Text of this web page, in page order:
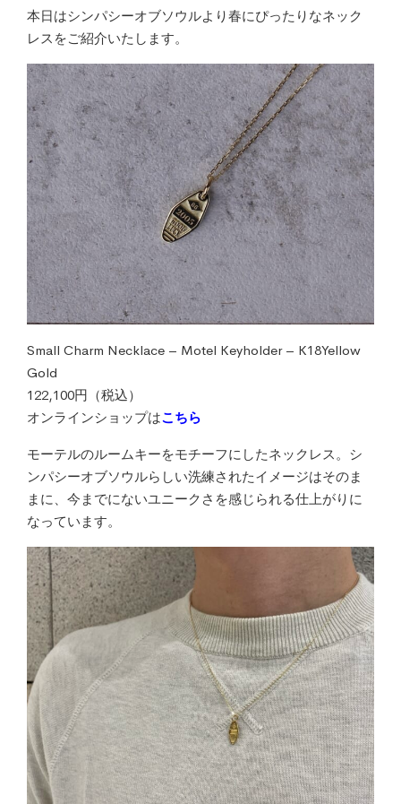
本日はシンパシーオブソウルより春にぴったりなネック
レスをご紹介いたします。
Small Charm Necklace – Motel Keyholder – K18Yellow
Gold
122,100円（税込）
オンラインショップはこちら
モーテルのルームキーをモチーフにしたネックレス。シ
ンパシーオブソウルらしい洗練されたイメージはそのま
まに、今までにないユニークさを感じられる仕上がりに
なっています。